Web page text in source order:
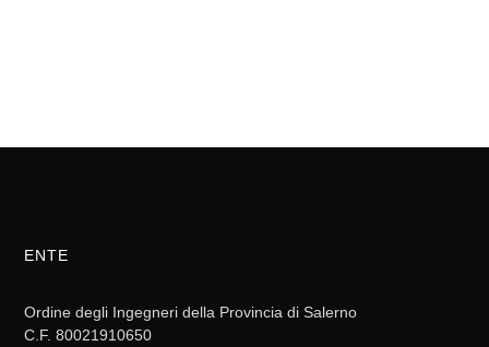
ENTE
Ordine degli Ingegneri della Provincia di Salerno
C.F. 80021910650